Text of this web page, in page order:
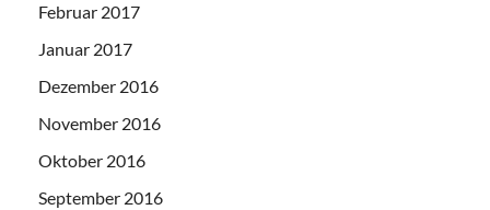
Februar 2017
Januar 2017
Dezember 2016
November 2016
Oktober 2016
September 2016